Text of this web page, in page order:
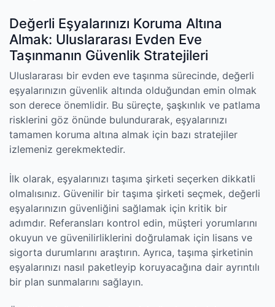
Değerli Eşyalarınızı Koruma Altına
Almak: Uluslararası Evden Eve
Taşınmanın Güvenlik Stratejileri
Uluslararası bir evden eve taşınma sürecinde, değerli
eşyalarınızın güvenlik altında olduğundan emin olmak
son derece önemlidir. Bu süreçte, şaşkınlık ve patlama
risklerini göz önünde bulundurarak, eşyalarınızı
tamamen koruma altına almak için bazı stratejiler
izlemeniz gerekmektedir.
İlk olarak, eşyalarınızı taşıma şirketi seçerken dikkatli
olmalısınız. Güvenilir bir taşıma şirketi seçmek, değerli
eşyalarınızın güvenliğini sağlamak için kritik bir
adımdır. Referansları kontrol edin, müşteri yorumlarını
okuyun ve güvenilirliklerini doğrulamak için lisans ve
sigorta durumlarını araştırın. Ayrıca, taşıma şirketinin
eşyalarınızı nasıl paketleyip koruyacağına dair ayrıntılı
bir plan sunmalarını sağlayın.